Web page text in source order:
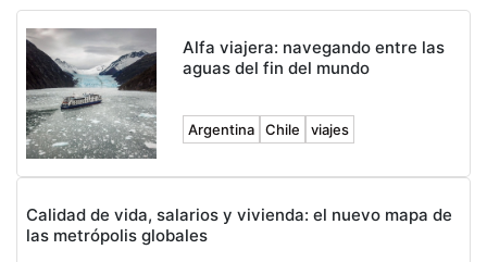
Alfa viajera: navegando entre las
aguas del fin del mundo
Argentina Chile viajes
Calidad de vida, salarios y vivienda: el nuevo mapa de
las metrópolis globales